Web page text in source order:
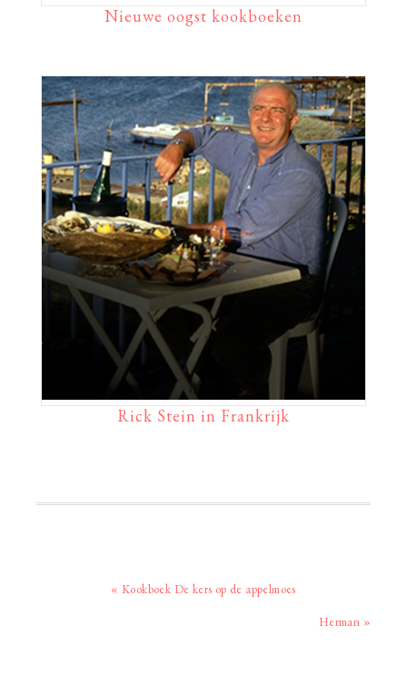
Nieuwe oogst kookboeken
Rick Stein in Frankrijk
Vorig
« Kookboek De kers op de appelmoes
Volgend
Herman »